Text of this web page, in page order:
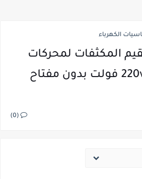
الكهرباء
المكثفات لمحركات
الوجه الواحد 220v فولت بدون مفتاح
(0)